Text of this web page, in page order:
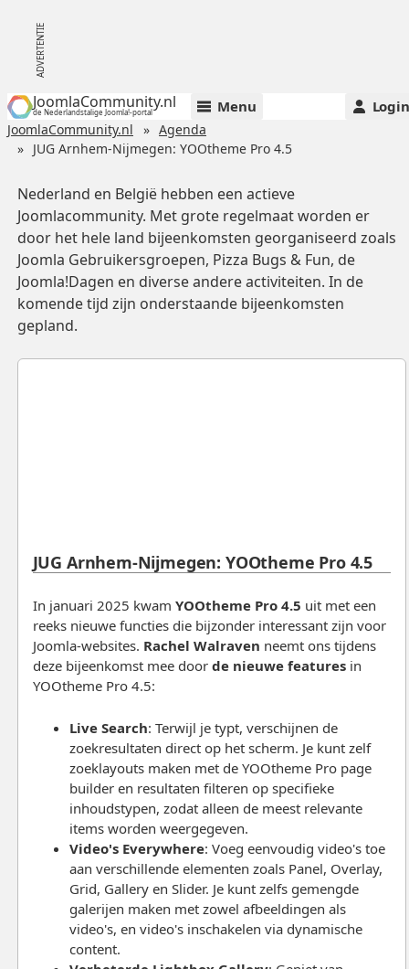
JoomlaCommunity.nl
de Nederlandstalige Joomla!-portal Menu Login
JoomlaCommunity.nl
Agenda
JUG Arnhem-Nijmegen: YOOtheme Pro 4.5
Nederland en België hebben een actieve
Joomlacommunity. Met grote regelmaat worden er
door het hele land bijeenkomsten georganiseerd zoals
Joomla Gebruikersgroepen, Pizza Bugs & Fun, de
Joomla!Dagen en diverse andere activiteiten. In de
komende tijd zijn onderstaande bijeenkomsten
gepland.
JUG Arnhem-Nijmegen: YOOtheme Pro 4.5
In januari 2025 kwam YOOtheme Pro 4.5 uit met een
reeks nieuwe functies die bijzonder interessant zijn voor
Joomla-websites. Rachel Walraven neemt ons tijdens
deze bijeenkomst mee door de nieuwe featuresin
YOOtheme Pro 4.5:
Live Search: Terwijl je typt, verschijnen de
zoekresultaten direct op het scherm. Je kunt zelf
zoeklayouts maken met de YOOtheme Pro page
builder en resultaten filteren op specifieke
inhoudstypen, zodat alleen de meest relevante
items worden weergegeven.
Video's Everywhere: Voeg eenvoudig video's toe
aan verschillende elementen zoals Panel, Overlay,
Grid, Gallery en Slider. Je kunt zelfs gemengde
galerijen maken met zowel afbeeldingen als
video's, en video's inschakelen via dynamische
content.